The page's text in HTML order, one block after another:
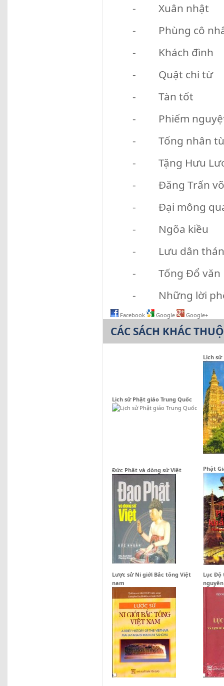
- Xuân nhật
- Phùng cô
- Khách đình
- Quật chi từ
- Tàn tốt
- Phiếm
- Tống nhân
- Tặng Hưu
- Đăng Trấn võ
- Đại mông
- Ngõa kiều
- Lưu dân thán
- Tống Đổ văn
- Những lời
Facebook Google Google+
CÁC SÁCH KHÁC
Lịch sử Phật giáo Trung Quốc
Lịch
Đức Phật và dòng sử Việt Phật
Lược sử Ni giới Bắc tông Việt
nam
Lục Độ